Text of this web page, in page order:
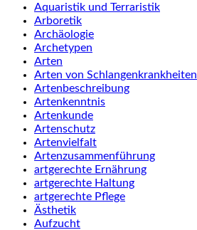
Aquaristik und Terraristik
Arboretik
Archäologie
Archetypen
Arten
Arten von Schlangenkrankheiten
Artenbeschreibung
Artenkenntnis
Artenkunde
Artenschutz
Artenvielfalt
Artenzusammenführung
artgerechte Ernährung
artgerechte Haltung
artgerechte Pflege
Ästhetik
Aufzucht